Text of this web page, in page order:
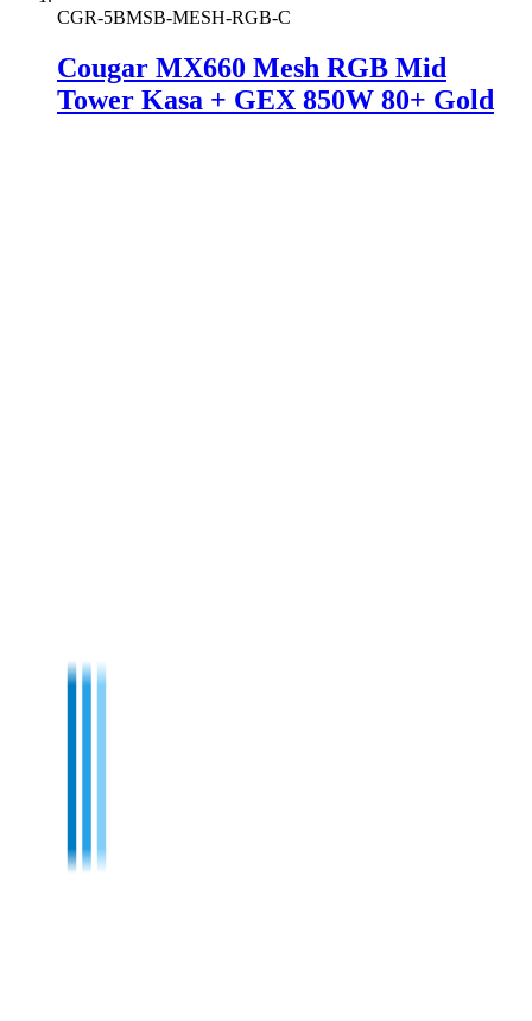
CGR-5BMSB-MESH-RGB-C
Cougar MX660 Mesh RGB Mid
Tower Kasa + GEX 850W 80+ Gold